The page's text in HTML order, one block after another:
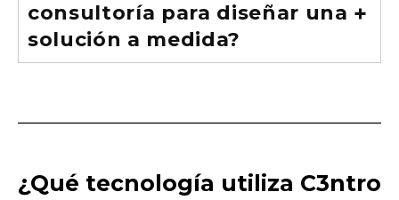
consultoría para diseñar una
solución a medida?
¿Qué tecnología utiliza C3ntro